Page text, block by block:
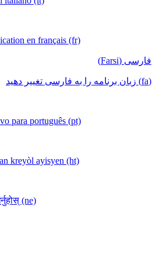
en français (fr)
فارسی (Farsi)
(fa) زبان برنامه را به فارسی تغییر دهید
para português (pt)
kreyòl ayisyen (ht)
(ne)